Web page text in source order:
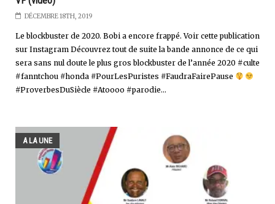
DÉCEMBRE 18TH, 2019
Le blockbuster de 2020. Bobi a encore frappé. Voir cette publication
sur Instagram Découvrez tout de suite la bande annonce de ce qui
sera sans nul doute le plus gros blockbuster de l’année 2020 #culte
#fanntchou #honda #PourLesPuristes #FaudraFairePause
#ProverbesDuSiècle #Atoooo #parodie...
A LA UNE